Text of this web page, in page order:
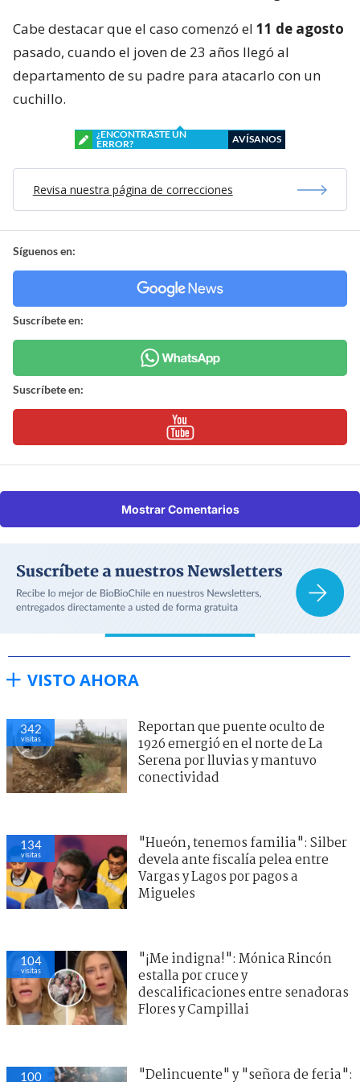
Cabe destacar que el caso comenzó el 11 de agosto
pasado, cuando el joven de 23 años llegó al
departamento de su padre para atacarlo con un
cuchillo.
¿ENCONTRASTE UN
ERROR?
AVÍSANOS
Revisa nuestra página de correcciones
Síguenos en:
Suscríbete en:
Suscríbete en:
Mostrar Comentarios
VISTO AHORA
342
visitas
Reportan que puente oculto de
1926 emergió en el norte de La
Serena por lluvias y mantuvo
conectividad
134
visitas
"Hueón, tenemos familia": Silber
devela ante fiscalía pelea entre
Vargas y Lagos por pagos a
Migueles
104
visitas
"¡Me indigna!": Mónica Rincón
estalla por cruce y
descalificaciones entre senadoras
Flores y Campillai
100
"Delincuente" y "señora de feria":